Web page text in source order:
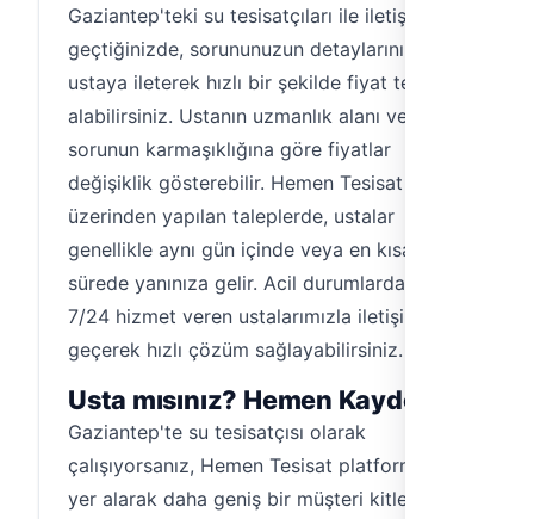
Gaziantep'teki su tesisatçıları ile iletişime
geçtiğinizde, sorununuzun detaylarını
ustaya ileterek hızlı bir şekilde fiyat teklifi
alabilirsiniz. Ustanın uzmanlık alanı ve
sorunun karmaşıklığına göre fiyatlar
değişiklik gösterebilir. Hemen Tesisat
üzerinden yapılan taleplerde, ustalar
genellikle aynı gün içinde veya en kısa
sürede yanınıza gelir. Acil durumlarda ise
7/24 hizmet veren ustalarımızla iletişime
geçerek hızlı çözüm sağlayabilirsiniz.
Usta mısınız? Hemen Kaydolun!
Gaziantep'te su tesisatçısı olarak
çalışıyorsanız, Hemen Tesisat platformunda
yer alarak daha geniş bir müşteri kitlesine